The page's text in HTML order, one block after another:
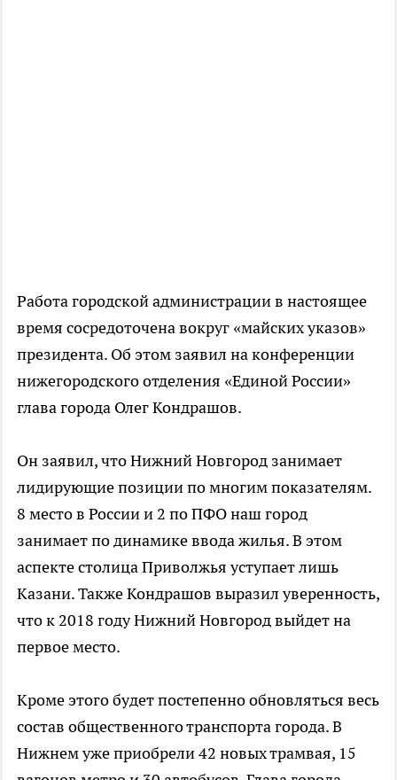
Работа городской администрации в настоящее
время сосредоточена вокруг «майских указов»
президента. Об этом заявил на конференции
нижегородского отделения «Единой России»
глава города Олег Кондрашов.
Он заявил, что Нижний Новгород занимает
лидирующие позиции по многим показателям.
8 место в России и 2 по ПФО наш город
занимает по динамике ввода жилья. В этом
аспекте столица Приволжья уступает лишь
Казани. Также Кондрашов выразил уверенность,
что к 2018 году Нижний Новгород выйдет на
первое место.
Кроме этого будет постепенно обновляться весь
состав общественного транспорта города. В
Нижнем уже приобрели 42 новых трамвая, 15